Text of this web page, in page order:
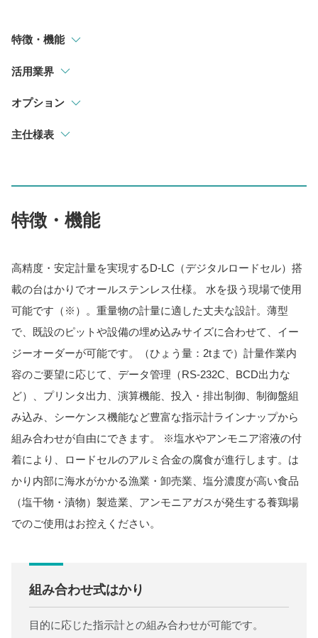
特徴・機能
活用業界
オプション
主仕様表
特徴・機能
高精度・安定計量を実現するD-LC（デジタルロードセル）搭
載の台はかりでオールステンレス仕様。 水を扱う現場で使用
可能です（※）。重量物の計量に適した丈夫な設計。薄型
で、既設のピットや設備の埋め込みサイズに合わせて、イー
ジーオーダーが可能です。（ひょう量：2tまで）計量作業内
容のご要望に応じて、データ管理（RS-232C、BCD出力な
ど）、プリンタ出力、演算機能、投入・排出制御、制御盤組
み込み、シーケンス機能など豊富な指示計ラインナップから
組み合わせが自由にできます。 ※塩水やアンモニア溶液の付
着により、ロードセルのアルミ合金の腐食が進行します。は
かり内部に海水がかかる漁業・卸売業、塩分濃度が高い食品
（塩干物・漬物）製造業、アンモニアガスが発生する養鶏場
でのご使用はお控えください。
組み合わせ式はかり
目的に応じた指示計との組み合わせが可能です。